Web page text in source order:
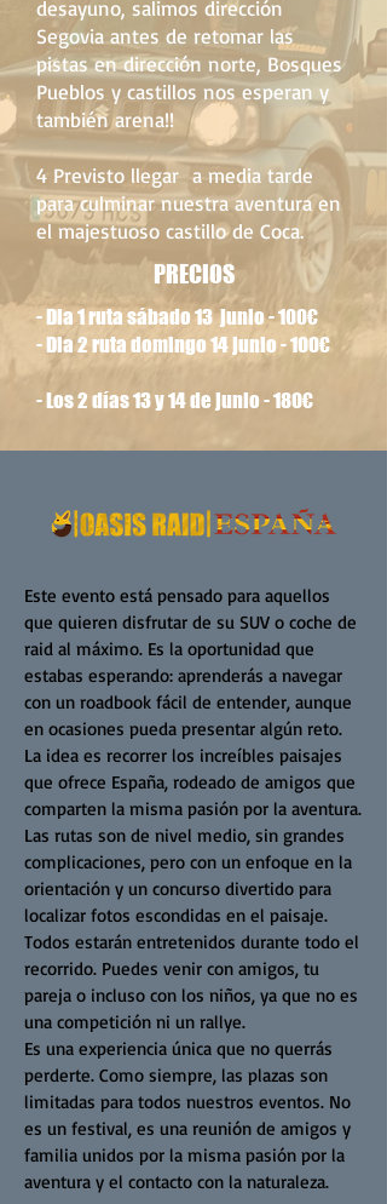
desayuno, salimos dirección
Segovia antes de retomar las
pistas en dirección norte, Bosques
Pueblos y castillos nos esperan y
también arena!!
4 Previsto llegar a media tarde
para culminar nuestra aventura en
el majestuoso castillo de Coca.
PRECIOS
- Dia 1 ruta sábado 13 junio - 100€
- Dia 2 ruta domingo 14 junio - 100€
- Los 2 días 13 y 14 de junio - 180€
Este evento está pensado para aquellos
que quieren disfrutar de su SUV o coche de
raid al máximo. Es la oportunidad que
estabas esperando: aprenderás a navegar
con un roadbook fácil de entender, aunque
en ocasiones pueda presentar algún reto.
La idea es recorrer los increíbles paisajes
que ofrece España, rodeado de amigos que
comparten la misma pasión por la aventura.
Las rutas son de nivel medio, sin grandes
complicaciones, pero con un enfoque en la
orientación y un concurso divertido para
localizar fotos escondidas en el paisaje.
Todos estarán entretenidos durante todo el
recorrido. Puedes venir con amigos, tu
pareja o incluso con los niños, ya que no es
una competición ni un rallye.
Es una experiencia única que no querrás
perderte. Como siempre, las plazas son
limitadas para todos nuestros eventos. No
es un festival, es una reunión de amigos y
familia unidos por la misma pasión por la
aventura y el contacto con la naturaleza.